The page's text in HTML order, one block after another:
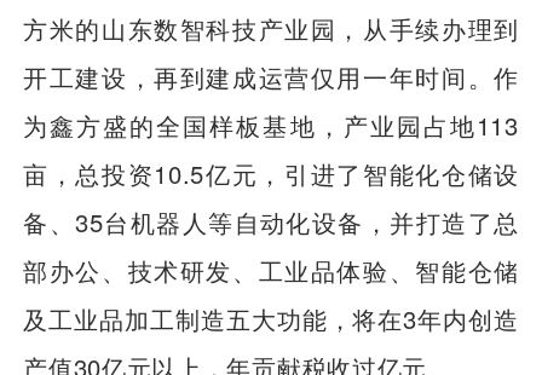
方米的山东数智科技产业园，从手续办理到
开工建设，再到建成运营仅用一年时间。作
为鑫方盛的全国样板基地，产业园占地113
亩，总投资10.5亿元，引进了智能化仓储设
备、35台机器人等自动化设备，并打造了总
部办公、技术研发、工业品体验、智能仓储
及工业品加工制造五大功能，将在3年内创造
产值30亿元以上，年贡献税收过亿元。